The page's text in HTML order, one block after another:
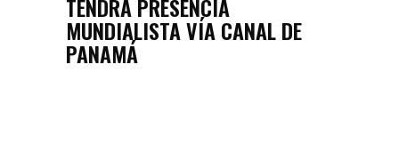
TENDRÁ PRESENCIA
MUNDIALISTA VÍA CANAL DE
PANAMÁ